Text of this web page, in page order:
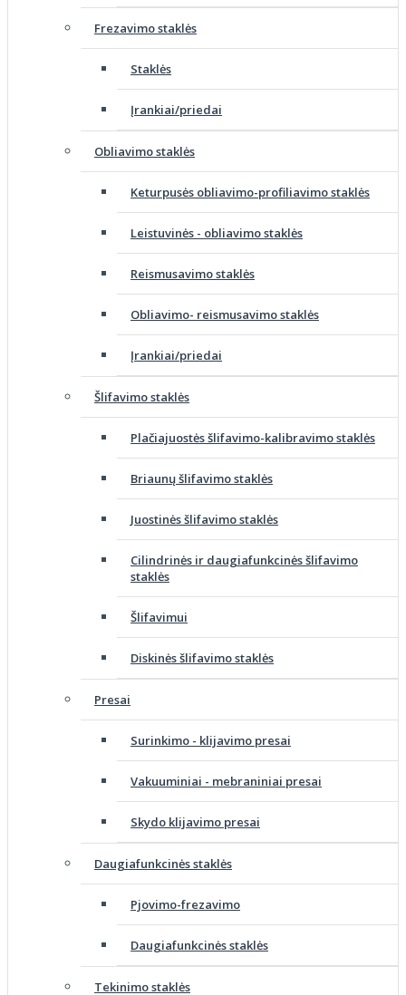
Frezavimo staklės
Staklės
Įrankiai/priedai
Obliavimo staklės
Keturpusės obliavimo-profiliavimo staklės
Leistuvinės - obliavimo staklės
Reismusavimo staklės
Obliavimo- reismusavimo staklės
Įrankiai/priedai
Šlifavimo staklės
Plačiajuostės šlifavimo-kalibravimo staklės
Briaunų šlifavimo staklės
Juostinės šlifavimo staklės
Cilindrinės ir daugiafunkcinės šlifavimo
staklės
Šlifavimui
Diskinės šlifavimo staklės
Presai
Surinkimo - klijavimo presai
Vakuuminiai - mebraniniai presai
Skydo klijavimo presai
Daugiafunkcinės staklės
Pjovimo-frezavimo
Daugiafunkcinės staklės
Tekinimo staklės